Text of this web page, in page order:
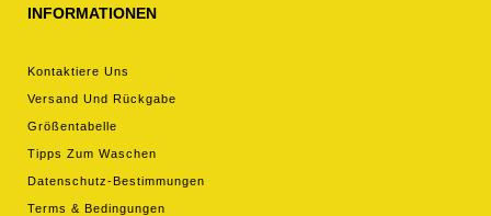
INFORMATIONEN
Kontaktiere Uns
Versand Und Rückgabe
Größentabelle
Tipps Zum Waschen
Datenschutz-Bestimmungen
Terms & Bedingungen